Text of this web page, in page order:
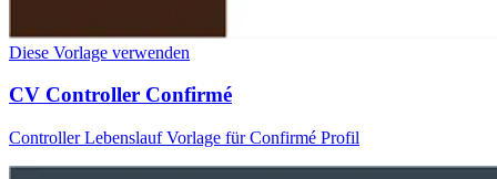
Diese Vorlage verwenden
CV Controller Confirmé
Controller Lebenslauf Vorlage für Confirmé Profil